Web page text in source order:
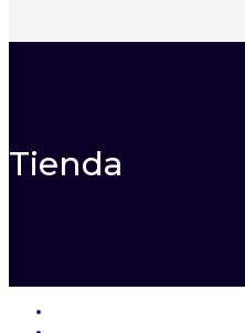
Tienda